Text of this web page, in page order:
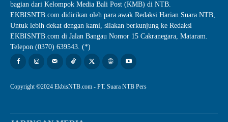
bagian dari Kelompok Media Bali Post (KMB) di NTB.
EKBISNTB.com didirikan oleh para awak Redaksi Harian Suara NTB,
Untuk lebih dekat dengan kami, silakan berkunjung ke Redaksi
EKBISNTB.com di Jalan Bangau Nomor 15 Cakranegara, Mataram.
Telepon (0370) 639543. (*)
Copyright ©2024 EkbisNTB.com - PT. Suara NTB Pers